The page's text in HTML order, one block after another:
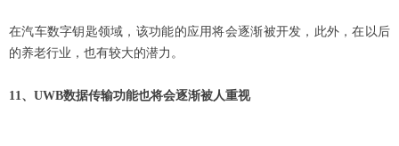
在汽车数字钥匙领域，该功能的应用将会逐渐被开发，此外，在以后
的养老行业，也有较大的潜力。
11 、UWB数据传输功能也将会逐渐被人重视